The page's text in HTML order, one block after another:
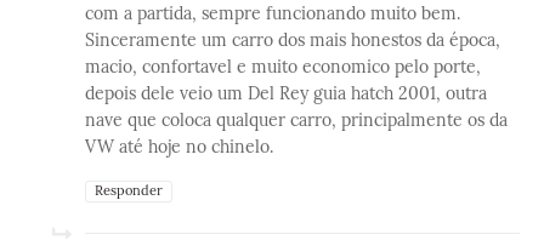
com a partida, sempre funcionando muito bem.
Sinceramente um carro dos mais honestos da época,
macio, confortavel e muito economico pelo porte,
depois dele veio um Del Rey guia hatch 2001, outra
nave que coloca qualquer carro, principalmente os da
VW até hoje no chinelo.
Responder